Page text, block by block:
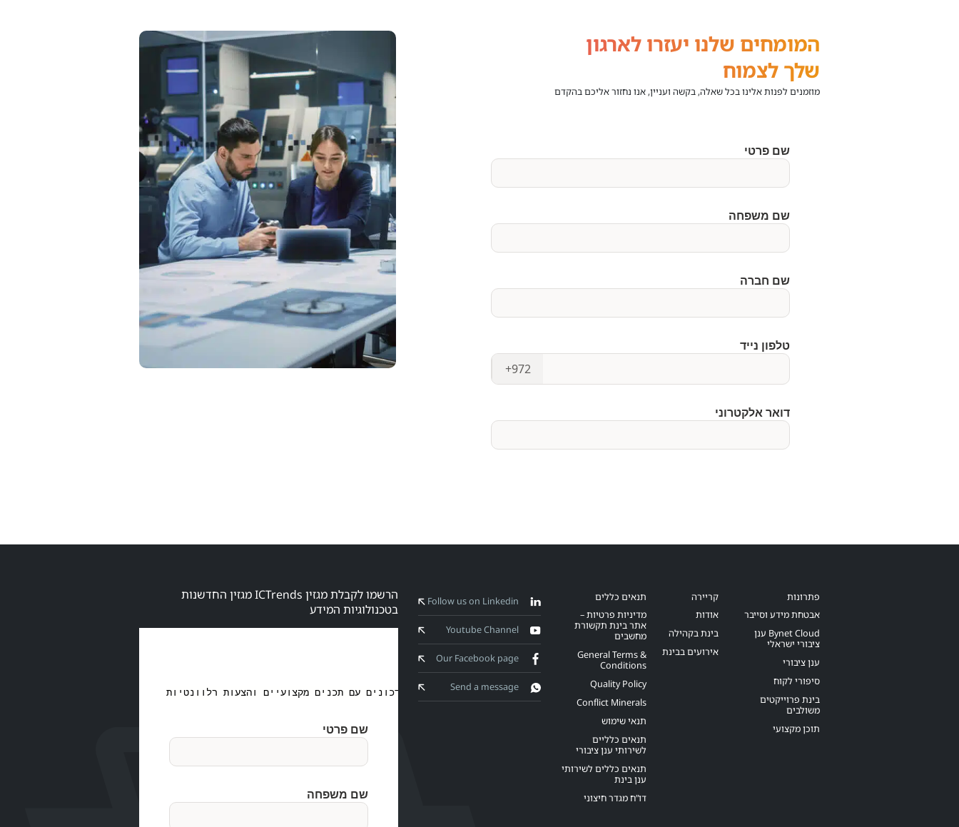
המומחים שלנו יעזרו לארגון
שלך לצמוח
מוזמנים לפנות אלינו בכל שאלה, בקשה ועניין, אנו נחזור אליכם בהקדם
פתרונות
אבטחת מידע וסייבר
Bynet Cloud ענן
ציבורי ישראלי
ענן ציבורי
סיפורי לקוח
בינת פרוייקטים
משולבים
תוכן מקצועי
קריירה
אודות
בינת בקהילה
אירועים בבינת
תנאים כללים
מדיניות פרטיות –
אתר בינת תקשורת
מחשבים
General Terms &
Conditions
Quality Policy
Conflict Minerals
תנאי שימוש
תנאים כלליים
לשירותי ענן ציבורי
תנאים כללים לשירותי
ענן בינת
דו”ח מגדר חיצוני
Follow us on Linkedin
Youtube Channel
Our Facebook page
Send a message
הרשמו לקבלת מגזין ICTrends מגזין החדשנות
בטכנולוגיות המידע